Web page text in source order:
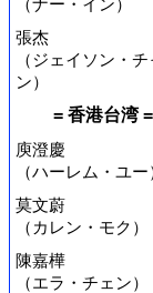
（ナー・イン）
張杰
（ジェイソン・チ
ン）
= 香港台湾 =
庾澄慶
（ハーレム・ユー
莫文蔚
（カレン・モク）
陳嘉樺
（エラ・チェン）